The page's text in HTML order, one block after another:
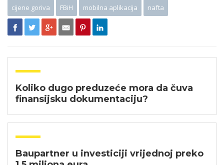
cijene goriva FBiH mobilna aplikacija nafta
Koliko dugo preduzeće mora da čuva
finansijsku dokumentaciju?
Baupartner u investiciji vrijednoj preko